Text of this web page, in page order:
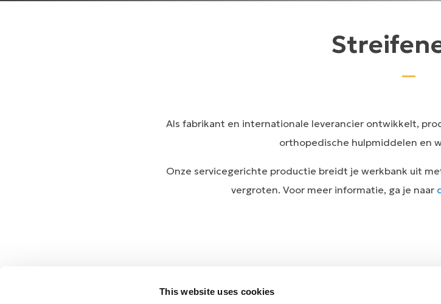
This website uses cookies
Als fabrikant en internationale leverancier ontwikkelt,
orthopedische hulpmiddelen en
Onze servicegerichte productie breidt je werkbank uit
vergroten. Voor meer informatie, ga je naar